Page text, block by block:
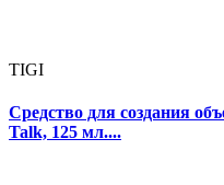
TIGI
Средство для создания
Talk, 125 мл....